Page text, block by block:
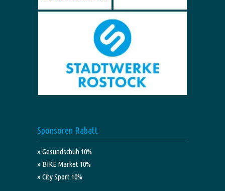
Sponsoren Rabatt
» Gesundschuh 10%
» BIKE Market 10%
» City Sport 10%